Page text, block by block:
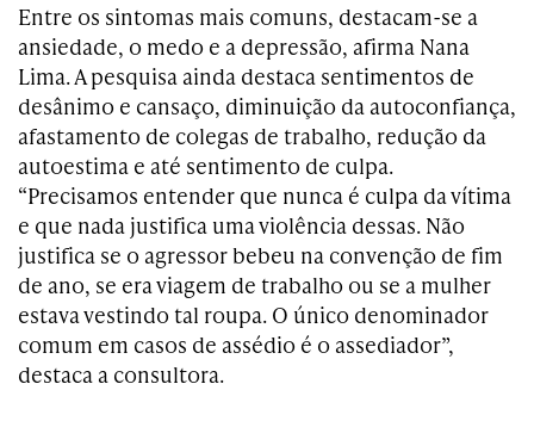
Entre os sintomas mais comuns, destacam-se a
ansiedade, o medo e a depressão, afirma Nana
Lima. A pesquisa ainda destaca sentimentos de
desânimo e cansaço, diminuição da autoconfiança,
afastamento de colegas de trabalho, redução da
autoestima e até sentimento de culpa.
“Precisamos entender que nunca é culpa da vítima
e que nada justifica uma violência dessas. Não
justifica se o agressor bebeu na convenção de fim
de ano, se era viagem de trabalho ou se a mulher
estava vestindo tal roupa. O único denominador
comum em casos de assédio é o assediador”,
destaca a consultora.